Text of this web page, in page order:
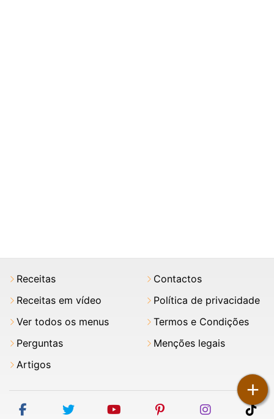
+
Receitas
Receitas em vídeo
Ver todos os menus
Perguntas
Artigos
Contactos
Política de privacidade
Termos e Condições
Menções legais
facebooktwitter youtubepinterestinstagram